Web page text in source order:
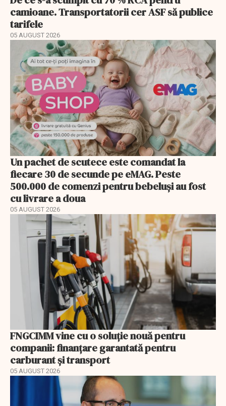
camioane. Transportatorii cer ASF să publice
tarifele
05 AUGUST 2026
Un pachet de scutece este comandat la
fiecare 30 de secunde pe eMAG. Peste
500.000 de comenzi pentru bebeluși au fost
cu livrare a doua
05 AUGUST 2026
FNGCIMM vine cu o soluție nouă pentru
companii: finanțare garantată pentru
carburant și transport
05 AUGUST 2026